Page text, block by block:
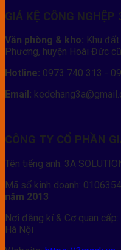
GIÁ KỆ CÔNG NGHỆP
Văn phòng & kho: Khu
Phương, huyện Hoài Đức
Hotline: 0973 740 313 -
Email:
CÔNG TY CỔ PHẦN
Tên tiếng anh: 3A
Mã số kinh doanh:
năm 2013
Nơi đăng kí & Cơ quan
Hà Nội